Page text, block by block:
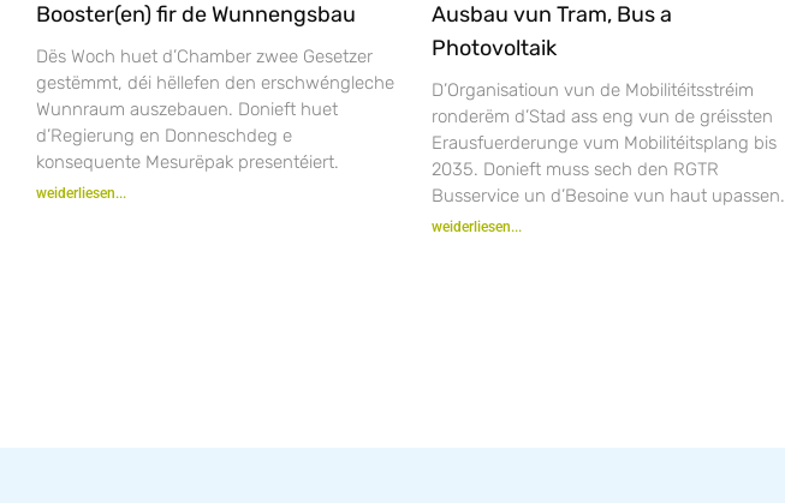
Booster(en) fir de Wunnengsbau
Dës Woch huet d’Chamber zwee Gesetzer
gestëmmt, déi hëllefen den erschwéngleche
Wunnraum auszebauen. Donieft huet
d’Regierung en Donneschdeg e
konsequente Mesurëpak presentéiert.
weiderliesen...
Ausbau vun Tram, Bus a
Photovoltaik
D’Organisatioun vun de Mobilitéitsstréim
ronderëm d’Stad ass eng vun de gréissten
Erausfuerderunge vum Mobilitéitsplang bis
2035. Donieft muss sech den RGTR
Busservice un d’Besoine vun haut upassen.
weiderliesen...